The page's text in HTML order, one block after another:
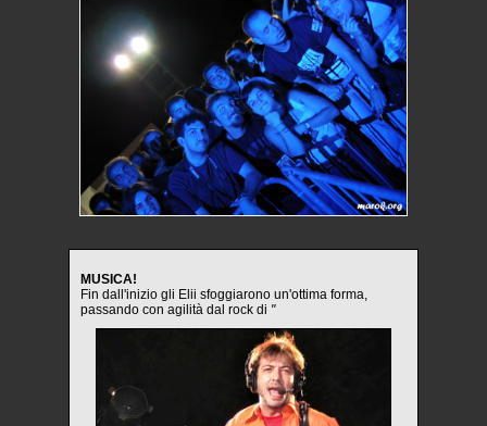
MUSICA!
Fin dall'inizio gli Elii sfoggiarono un'ottima forma,
passando con agilità dal rock di "